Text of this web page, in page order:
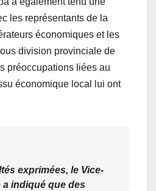
les représentants de la
économiques et les
division provinciale de
préoccupations liées au
économique local lui ont
exprimées, le Vice-
a indiqué que des